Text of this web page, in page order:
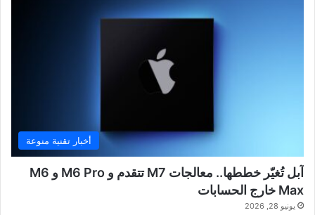
أخبار تقنية منوعة
آبل تُغيّر خططها.. معالجات M7 تتقدم و M6 Pro و M6
Max خارج الحسابات
يونيو 28, 2026